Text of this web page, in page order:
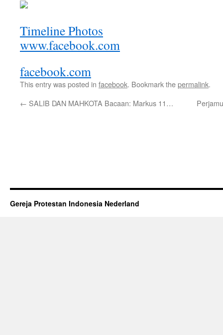
Timeline Photos
www.facebook.com
facebook.com
This entry was posted in facebook. Bookmark thepermalink.
← SALIB DAN MAHKOTA Bacaan: Markus 11…
Gereja Protestan Indonesia Nederland